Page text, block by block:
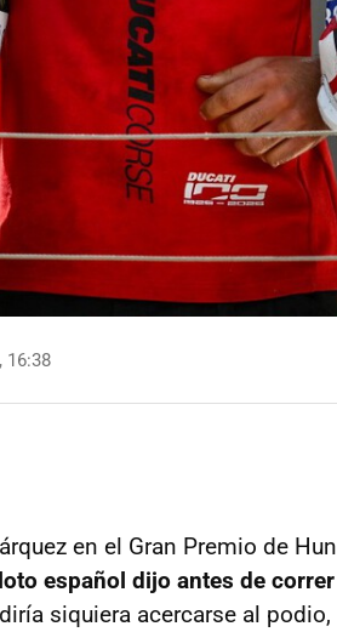
16:38
en el Gran Premio de
español dijo antes de
siquiera acercarse al